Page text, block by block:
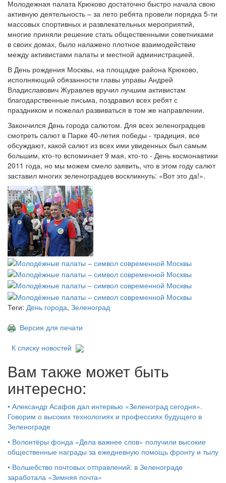
Молодежная палата Крюково достаточно быстро начала свою
активную деятельность – за лето ребята провели порядка 5-ти
массовых спортивных и развлекательных мероприятий,
многие приняли решение стать общественными советниками
в своих домах, было налажено плотное взаимодействие
между активистами палаты и местной администрацией.
В День рождения Москвы, на площадке района Крюково,
исполняющий обязанности главы управы Андрей
Владиславович Журавлев вручил лучшим активистам
благодарственные письма, поздравил всех ребят с
праздником и пожелал развиваться в том же направлении.
Закончился День города салютом. Для всех зеленоградцев
смотреть салют в Парке 40-летия победы - традиция, все
обсуждают, какой салют из всех ими увиденных был самым
большим, кто-то вспоминает 9 мая, кто-то - День космонавтики
2011 года, но мы можем смело заявить, что в этом году салют
заставил многих зеленоградцев воскликнуть: «Вот это да!».
Теги: День города, Зеленоград
Версия для печати
К списку новостей
Вам также может быть
интересно:
• Александр Асафов дал интервью «Зеленоград сегодня».
Говорим о высоких технологиях и профессиях будущего в
Зеленограде
• Волонтёры фонда «Дела важнее слов» получили высокие
общественные награды за ежедневную помощь фронту и тылу
• Волшебство почтовых отправлений: в Зеленограде
заработала «Зимняя почта»